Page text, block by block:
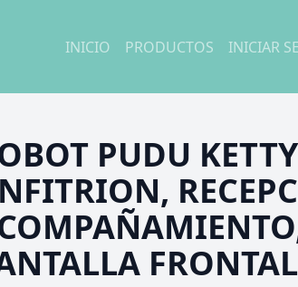
INICIO PRODUCTOS INICIAR
PUDU
FRONTAL